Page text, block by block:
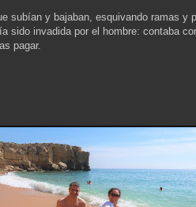
subían y bajaban, esquivando ramas y
sido invadida por el hombre: contaba
pagar.